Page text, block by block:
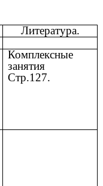
Литература.
Комплексные
занятия
Стр.127.